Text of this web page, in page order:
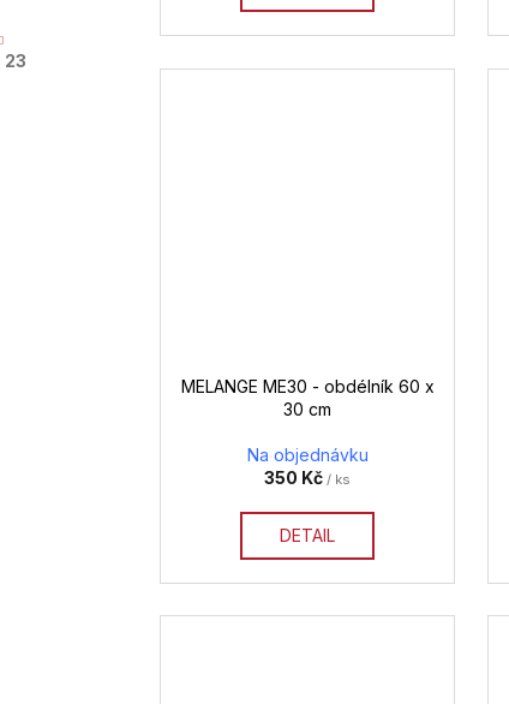
23
MELANGE ME30 - obdélník 60 x
30 cm
Na objednávku
350 Kč / ks
DETAIL